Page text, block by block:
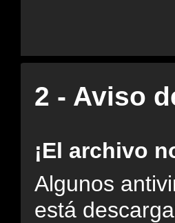
2 - Aviso
¡El archivo
Algunos
está